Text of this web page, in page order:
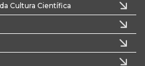
Cultura Científica